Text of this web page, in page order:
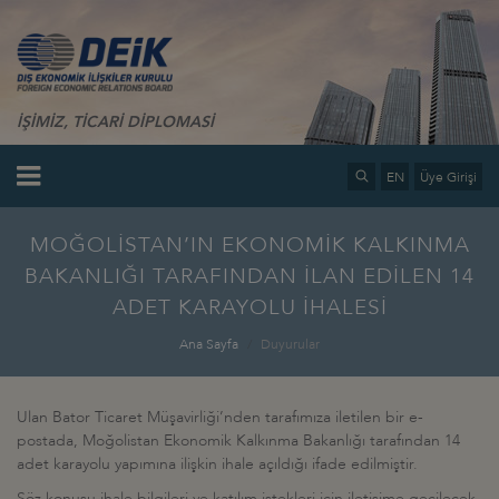
İŞİMİZ, TİCARİ DİPLOMASİ
EN Üye Girişi
MOĞOLİSTAN’IN EKONOMİK KALKINMA
BAKANLIĞI TARAFINDAN İLAN EDİLEN 14
ADET KARAYOLU İHALESİ
Ana Sayfa Duyurular
Ulan Bator Ticaret Müşavirliği’nden tarafımıza iletilen bir e-
postada, Moğolistan Ekonomik Kalkınma Bakanlığı tarafından 14
adet karayolu yapımına ilişkin ihale açıldığı ifade edilmiştir.